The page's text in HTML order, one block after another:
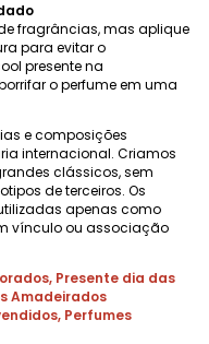
fragrâncias, mas aplique
para evitar o
presente na
o perfume em uma
e composições
internacional. Criamos
clássicos, sem
de terceiros. Os
apenas como
vínculo ou associação
, Presente dia das
Amadeirados
, Perfumes